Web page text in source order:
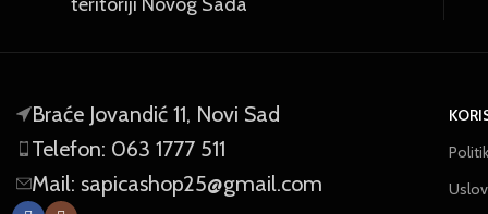
Braće Jovandić 11, Novi Sad
Telefon: 063 1777 511
Mail: sapicashop25@gmail.com